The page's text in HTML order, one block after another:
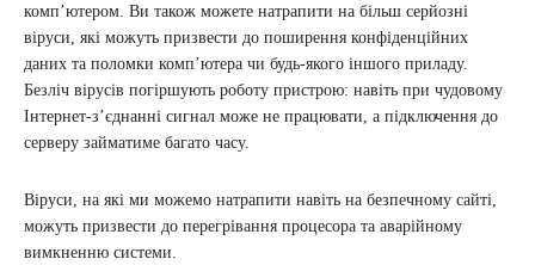
комп’ютером. Ви також можете натрапити на більш серйозні
віруси, які можуть призвести до поширення конфіденційних
даних та поломки комп’ютера чи будь-якого іншого приладу.
Безліч вірусів погіршують роботу пристрою: навіть при чудовому
Інтернет-з’єднанні сигнал може не працювати, а підключення до
серверу займатиме багато часу.
Віруси, на які ми можемо натрапити навіть на безпечному сайті,
можуть призвести до перегрівання процесора та аварійному
вимкненню системи.